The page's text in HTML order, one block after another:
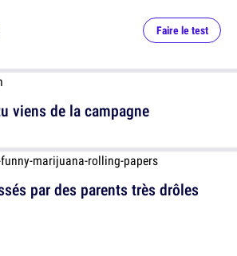
par des parents très drôles
Faire le test
viens de la campagne